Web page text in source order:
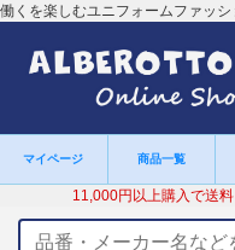
働くを楽しむユニフォームファッシ
マイページ 商品一覧
11,000円以上購入で送